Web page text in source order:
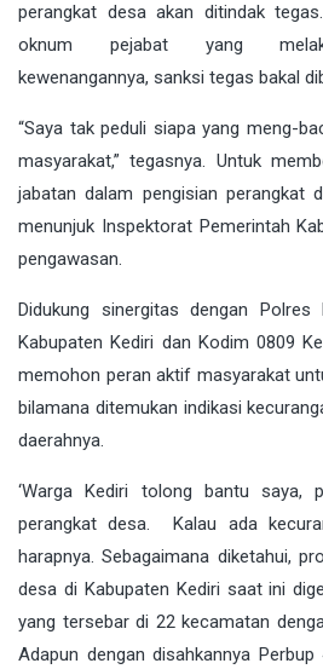
perangkat desa akan ditindak
oknum pejabat yang
kewenangannya, sanksi tegas bakal
“Saya tak peduli siapa yang meng-
masyarakat,” tegasnya. Untuk
jabatan dalam pengisian perangkat
menunjuk Inspektorat Pemerintah
pengawasan.
Didukung sinergitas dengan Polres
Kabupaten Kediri dan Kodim 0809
memohon peran aktif masyarakat
bilamana ditemukan indikasi
daerahnya.
‘Warga Kediri tolong bantu saya,
perangkat desa. Kalau ada
harapnya. Sebagaimana diketahui,
desa di Kabupaten Kediri saat ini
yang tersebar di 22 kecamatan
Adapun dengan disahkannya